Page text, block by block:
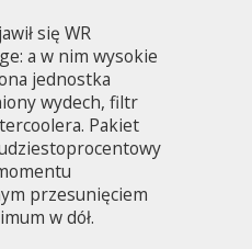
się WR
a w nim wysokie
jednostka
wydech, filtr
Pakiet
przesunięciem
w dół.